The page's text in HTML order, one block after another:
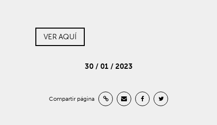
VER AQUÍ
30 / 01 / 2023
Compartir página